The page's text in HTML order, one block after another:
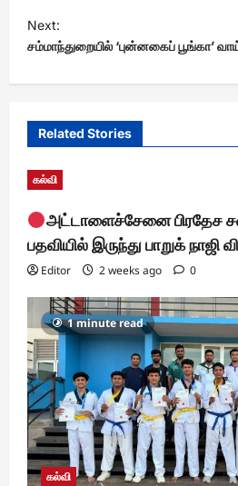
t
n
a
a
t
i
o
n
Next:
சம்மாந்துறையில் ‘புன்னகைப் பூங்கா’
Related Stories
கல்வி
அட்டாளைச்சேனை பிரதேச
பதவியில் இருந்து பாறுக் நாஜி
Editor 2 weeks ago 0
1 minute read
கல்வி